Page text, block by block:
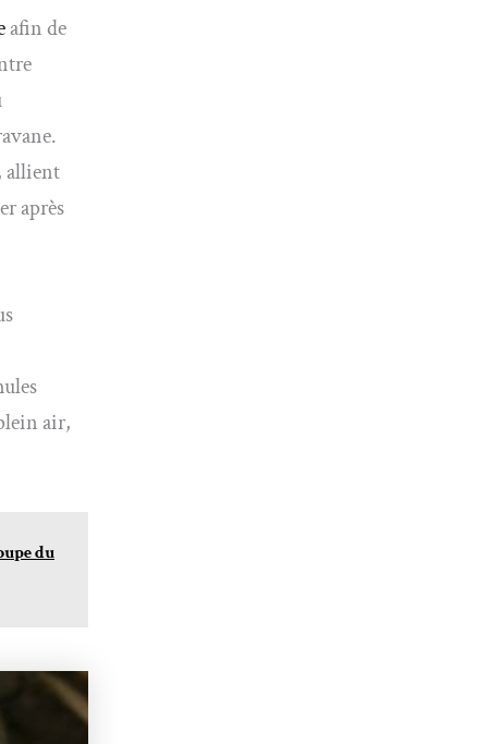
afin de
allient
après
air,
du